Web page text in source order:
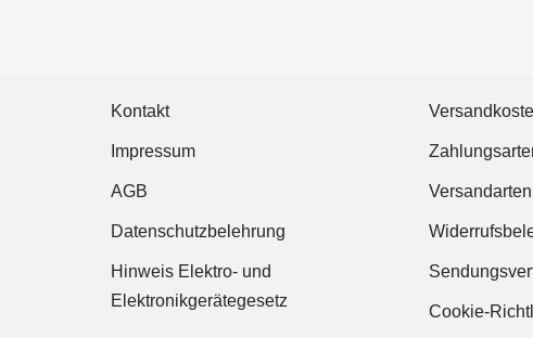
Kontakt
Impressum
AGB
Datenschutzbelehrung
Hinweis Elektro- und
Elektronikgerätegesetz
Versandarten
Cookie-